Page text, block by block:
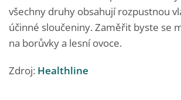
všechny druhy obsahují rozpustnou
účinné sloučeniny. Zaměřit byste se
na borůvky a lesní ovoce.
Zdroj: Healthline